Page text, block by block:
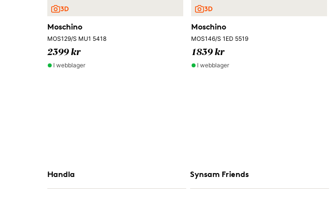
Moschino
MOS129/S MU1 5418
2399 kr
I webblager
Moschino
MOS146/S 1ED 5519
1839 kr
I webblager
Handla Synsam Friends